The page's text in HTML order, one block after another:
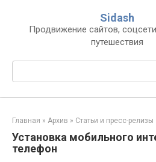
контенту
Sidash
Продвижение сайтов,
путешествия
Главная » Архив » Статьи и пресс-релизы
Установка мобильного
телефон